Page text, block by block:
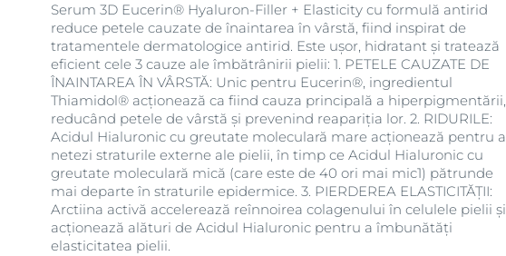
Serum 3D Eucerin® Hyaluron-Filler + Elasticity cu formulă antirid
reduce petele cauzate de înaintarea în vârstă, fiind inspirat de
tratamentele dermatologice antirid. Este ușor, hidratant și tratează
eficient cele 3 cauze ale îmbătrânirii pielii: 1. PETELE CAUZATE DE
ÎNAINTAREA ÎN VÂRSTĂ: Unic pentru Eucerin®, ingredientul
Thiamidol® acționează ca fiind cauza principală a hiperpigmentării,
reducând petele de vârstă și prevenind reapariția lor. 2. RIDURILE:
Acidul Hialuronic cu greutate moleculară mare acționează pentru a
netezi straturile externe ale pielii, în timp ce Acidul Hialuronic cu
greutate moleculară mică (care este de 40 ori mai mic1) pătrunde
mai departe în straturile epidermice. 3. PIERDEREA ELASTICITĂȚII:
Arctiina activă accelerează reînnoirea colagenului în celulele pielii și
acționează alături de Acidul Hialuronic pentru a îmbunătăți
elasticitatea pielii.